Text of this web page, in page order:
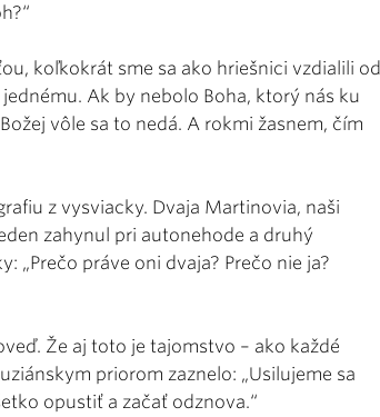
koľkokrát sme sa ako hriešnici vzdialili od
Ak by nebolo Boha, ktorý nás ku
vôle sa to nedá. A rokmi žasnem, čím
z vysviacky. Dvaja Martinovia, naši
zahynul pri autonehode a druhý
„Prečo práve oni dvaja? Prečo nie ja?
Že aj toto je tajomstvo – ako každé
priorom zaznelo: „Usilujeme sa
opustiť a začať odznova.“